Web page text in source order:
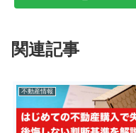
関連記事
不動産情報